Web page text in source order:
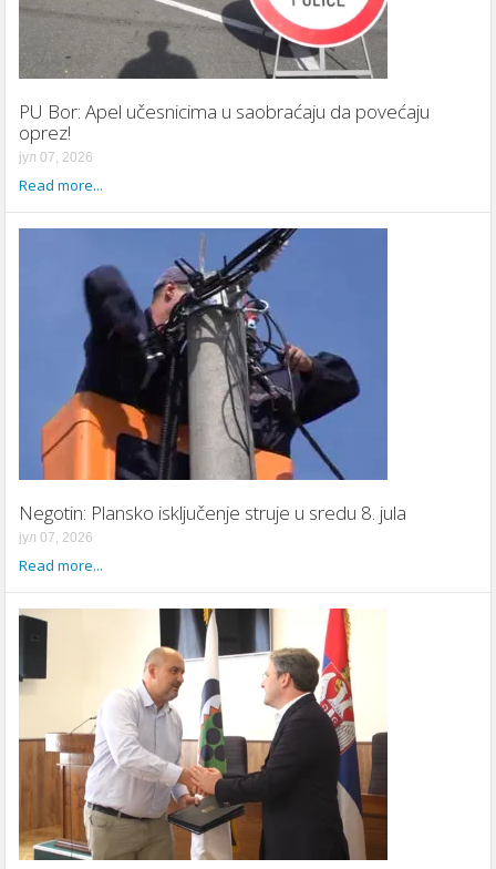
PU Bor: Apel učesnicima u saobraćaju da povećaju
oprez!
јул 07, 2026
Read more...
Negotin: Plansko isključenje struje u sredu 8. jula
јул 07, 2026
Read more...